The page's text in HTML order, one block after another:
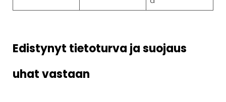
Edistynyt tietoturva ja suojaus
uhat vastaan